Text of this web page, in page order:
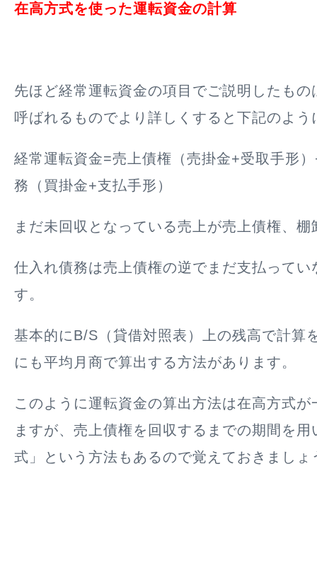
在高方式を使った運転資金の計算
先ほど経常運転資金の項目でご説明したもの
呼ばれるものでより詳しくすると下記のよう
経常運転資金=売上債権（売掛金+受取手形
務（買掛金+支払手形）
まだ未回収となっている売上が売上債権、
仕入れ債務は売上債権の逆でまだ支払ってい
す。
基本的にB/S（貸借対照表）上の残高で計算
にも平均月商で算出する方法があります。
このように運転資金の算出方法は在高方式が
ますが、 売上債権を回収するまでの期間を用
式」という方法もあるので覚えておきましょ